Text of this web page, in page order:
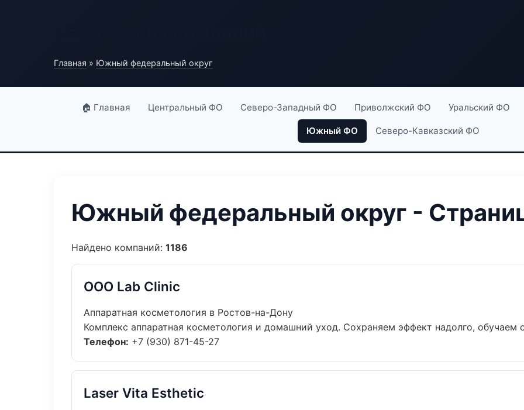
Главная » Южный федеральный округ
🏠 Главная Центральный ФО Северо-Западный ФО Приволжский ФО Уральский ФО
Южный ФО Северо-Кавказский ФО
Южный федеральный округ -
Найдено компаний: 1186
ООО Lab Clinic
Аппаратная косметология в Ростов-на-Дону
Комплекс аппаратная косметология и домашний уход. Сохраняем эффект надолго, обучаем
Телефон: +7 (930) 871-45-27
Laser Vita Esthetic